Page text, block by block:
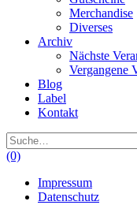
Merchandise
Diverses
Archiv
Nächste
Vergangene
Blog
Label
Kontakt
Suche
(0)
Impressum
Datenschutz